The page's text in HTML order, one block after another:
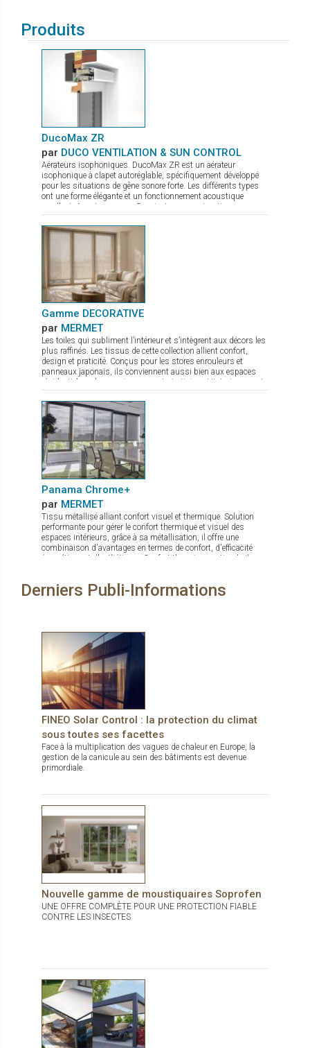
Produits
DucoMax ZR
par DUCO VENTILATION & SUN CONTROL
Aérateurs isophoniques. DucoMax ZR est un aérateur
isophonique à clapet autoréglable, spécifiquement développé
pour les situations de gêne sonore forte. Les différents types
ont une forme élégante et un fonctionnement acoustique
excellent. Avantages: Convient aux constructions en
hauteur Quatre profondeurs d’encastrement Convient
aux situations de nuisances sonores élevées Pas de
sifflements en cas de sur ou sous-pressions grâce au clapet
en aluminium à fermeture active Étanchéité au vent et à l’eau
excellente
Gamme DECORATIVE
par MERMET
Les toiles qui subliment l’intérieur et s’intègrent aux décors les
plus raffinés. Les tissus de cette collection allient confort,
design et praticité. Conçus pour les stores enrouleurs et
panneaux japonais, ils conviennent aussi bien aux espaces
résidentiels qu’aux environnements tertiaires. Historiquement
reconnue pour ses textiles techniques offrant contrôle
thermique, gestion de la lumière et intimité, Mermet enrichit
son offre avec la gamme Decorative, qui associe esthétique
soignée et performance. Panama Deco, Impressions, Abu
Dhabi, Oslo, Pentagrama et Riyadh offrent chacun un style
distinct, du naturel apaisant au jacquard affirmé. Cette gamme
propose ainsi bien plus que des solutions fonctionnelles : de
véritables inspirations pour sublimer les intérieurs.
Panama Chrome+
par MERMET
Tissu métallisé alliant confort visuel et thermique. Solution
performante pour gérer le confort thermique et visuel des
espaces intérieurs, grâce à sa métallisation, il offre une
combinaison d'avantages en termes de confort, d'efficacité
énergétique et d'esthétique : Confort thermique optimal : il
occupants des effets gênants de la lumière tout en maintenant
confort et design à la perfection. Il ne reste plus qu’à choisir
parmi les 5 coloris disponibles en grande largeur de 285 cm !
Derniers Publi-Informations
FINEO Solar Control : la protection du climat
sous toutes ses facettes
Face à la multiplication des vagues de chaleur en Europe, la
gestion de la canicule au sein des bâtiments est devenue
primordiale.
Nouvelle gamme de moustiquaires Soprofen
UNE OFFRE COMPLÈTE POUR UNE PROTECTION FIABLE
CONTRE LES INSECTES